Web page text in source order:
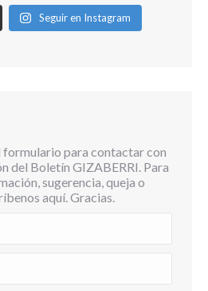
Seguir en Instagram
formulario para contactar con
del Boletín GIZABERRI. Para
sugerencia, queja o
aquí. Gracias.